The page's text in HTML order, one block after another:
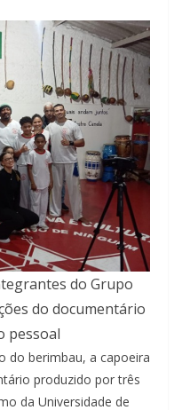
do Grupo
do documentário
pessoal
do berimbau, a capoeira
produzido por três
da Universidade de